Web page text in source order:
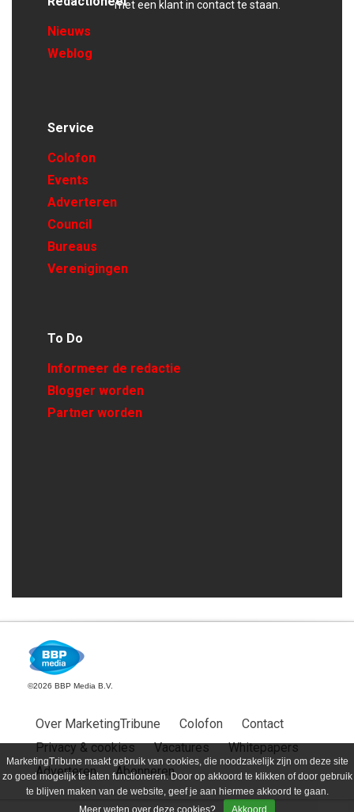
MarketingTribune maakt gebruik van cookies, die noodzakelijk zijn om deze site
zo goed mogelijk te laten functioneren. Door op akkoord te klikken of door gebruik
te blijven maken van de website, geef je aan hiermee akkoord te gaan.
Meer weten over deze cookies?
Akkoord
met een klant in contact te staan.
Nieuws
Weblog
Service
Colofon
Events
Adverteren
Council
Bureaus
Verenigingen
To Do
Informeer de redactie
Blogger worden
Partner worden
©2026 BBP Media B.V.
Over MarketingTribune Colofon
Contact
Privacy & cookies
Vacatures
Whitepapers
Adverteren
Abonneren